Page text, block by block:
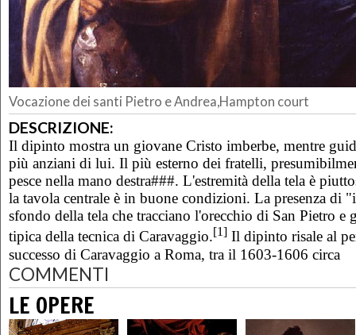
Vocazione dei santi Pietro e Andrea,Hampton court
DESCRIZIONE:
Il dipinto mostra un giovane Cristo imberbe, mentre
più anziani di lui. Il più esterno dei fratelli,
pesce nella mano destra###. L'estremità della tela è
la tavola centrale è in buone condizioni. La presenza di
sfondo della tela che tracciano l'orecchio di San Pietro e
tipica della tecnica di Caravaggio.[1] Il dipinto risale al
successo di Caravaggio a Roma, tra il 1603-1606 circa
COMMENTI
LE OPERE